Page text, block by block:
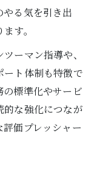
る気を引き出
す。
ーマン指導や、
ト体制も特徴で
標準化やサービ
的な強化につなが
価プレッシャー